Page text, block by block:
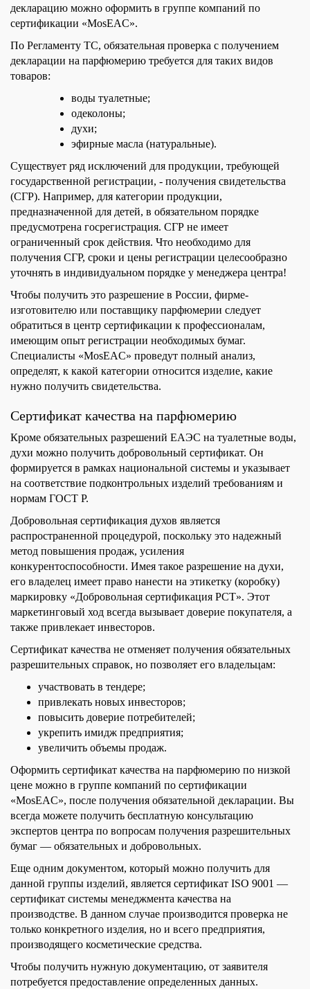
декларацию можно оформить в группе компаний по
сертификации «MosEAC».
По Регламенту ТС, обязательная проверка с получением
декларации на парфюмерию требуется для таких видов
товаров:
воды туалетные;
одеколоны;
духи;
эфирные масла (натуральные).
Существует ряд исключений для продукции, требующей
государственной регистрации, - получения свидетельства
(СГР). Например, для категории продукции,
предназначенной для детей, в обязательном порядке
предусмотрена госрегистрация. СГР не имеет
ограниченный срок действия. Что необходимо для
получения СГР, сроки и цены регистрации целесообразно
уточнять в индивидуальном порядке у менеджера центра!
Чтобы получить это разрешение в России, фирме-
изготовителю или поставщику парфюмерии следует
обратиться в центр сертификации к профессионалам,
имеющим опыт регистрации необходимых бумаг.
Специалисты «MosEAC» проведут полный анализ,
определят, к какой категории относится изделие, какие
нужно получить свидетельства.
Сертификат качества на парфюмерию
Кроме обязательных разрешений ЕАЭС на туалетные воды,
духи можно получить добровольный сертификат. Он
формируется в рамках национальной системы и указывает
на соответствие подконтрольных изделий требованиям и
нормам ГОСТ Р.
Добровольная сертификация духов является
распространенной процедурой, поскольку это надежный
метод повышения продаж, усиления
конкурентоспособности. Имея такое разрешение на духи,
его владелец имеет право нанести на этикетку (коробку)
маркировку «Добровольная сертификация РСТ». Этот
маркетинговый ход всегда вызывает доверие покупателя, а
также привлекает инвесторов.
Сертификат качества не отменяет получения обязательных
разрешительных справок, но позволяет его владельцам:
участвовать в тендере;
привлекать новых инвесторов;
повысить доверие потребителей;
укрепить имидж предприятия;
увеличить объемы продаж.
Оформить сертификат качества на парфюмерию по низкой
цене можно в группе компаний по сертификации
«MosEAC», после получения обязательной декларации. Вы
всегда можете получить бесплатную консультацию
экспертов центра по вопросам получения разрешительных
бумаг — обязательных и добровольных.
Еще одним документом, который можно получить для
данной группы изделий, является сертификат ISO 9001 —
сертификат системы менеджмента качества на
производстве. В данном случае производится проверка не
только конкретного изделия, но и всего предприятия,
производящего косметические средства.
Чтобы получить нужную документацию, от заявителя
потребуется предоставление определенных данных.